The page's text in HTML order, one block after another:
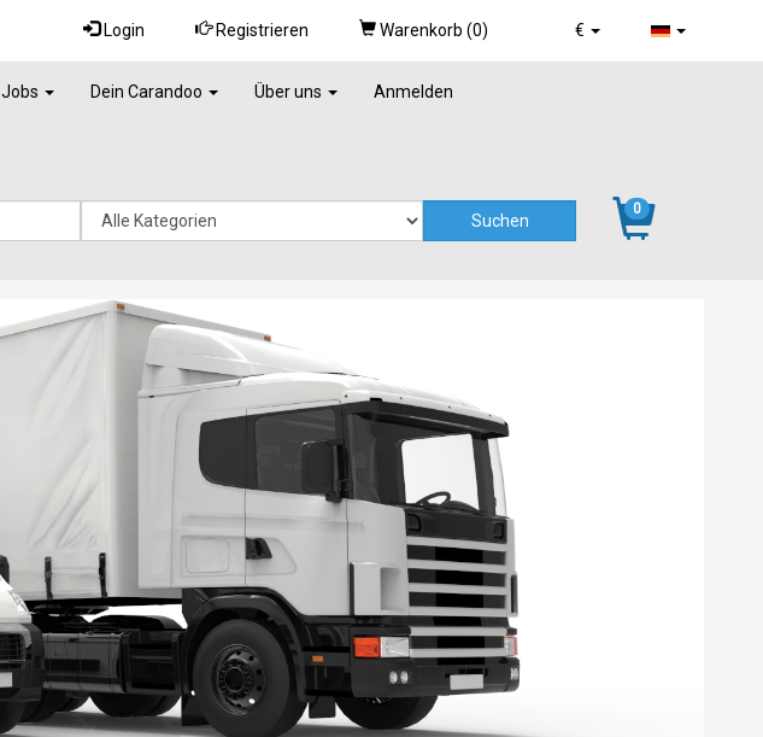
€
Login Registrieren Warenkorb (0)
Jobs Dein Carandoo Über uns Anmelden
0